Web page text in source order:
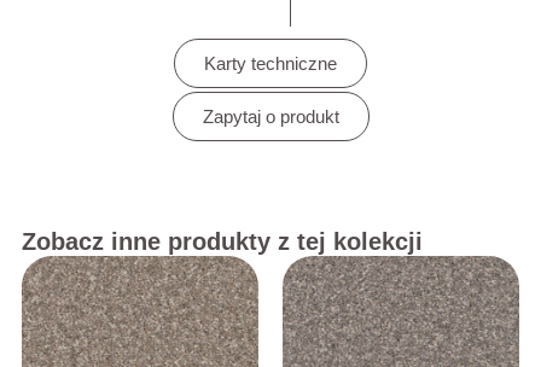
Karty techniczne
Zapytaj o produkt
Zobacz inne produkty z tej kolekcji